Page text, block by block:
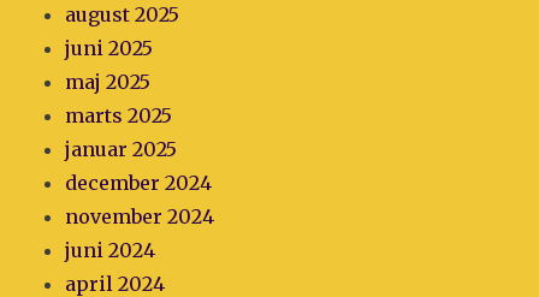
august 2025
juni 2025
maj 2025
marts 2025
januar 2025
december 2024
november 2024
juni 2024
april 2024